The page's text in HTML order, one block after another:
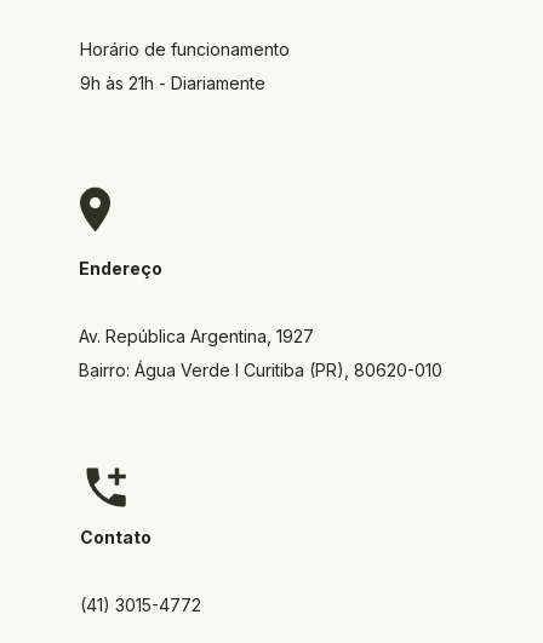
Contato
(41) 3015-4772
Horário de funcionamento
9h às 21h - Diariamente
Endereço
Av. República Argentina, 1927
Bairro: Água Verde I Curitiba (PR), 80620-010